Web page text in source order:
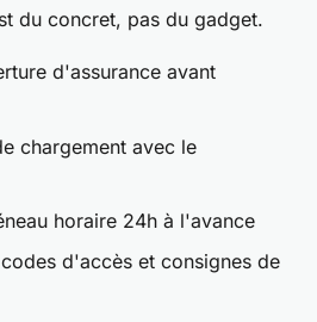
du concret, pas du gadget.
d'assurance avant
chargement avec le
horaire 24h à l'avance
d'accès et consignes de